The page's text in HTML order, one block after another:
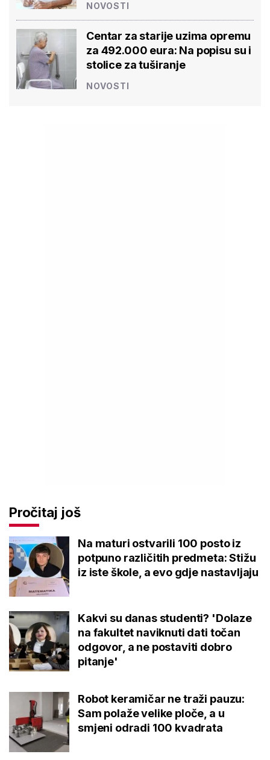
NOVOSTI
Centar za starije uzima opremu
za 492.000 eura: Na popisu su i
stolice za tuširanje
NOVOSTI
Pročitaj još
Na maturi ostvarili 100 posto iz
potpuno različitih predmeta: Stižu
iz iste škole, a evo gdje nastavljaju
Kakvi su danas studenti? 'Dolaze
na fakultet naviknuti dati točan
odgovor, a ne postaviti dobro
pitanje'
Robot keramičar ne traži pauzu:
Sam polaže velike ploče, a u
smjeni odradi 100 kvadrata